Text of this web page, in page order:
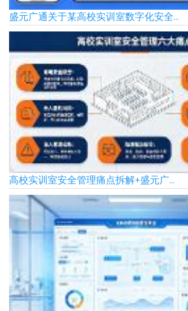
盛元广通关于某高校实训室数字化安全...
高校实训室安全管理痛点拆解+盛元广...